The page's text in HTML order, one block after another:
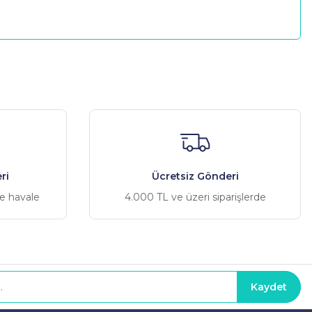
havale
Ücretsiz Gönderi
4.000 TL ve üzeri siparişlerde
Kaydet